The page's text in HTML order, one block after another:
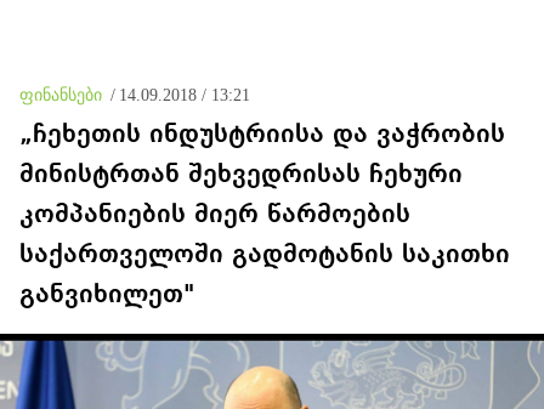
ფინანსები / 14.09.2018 / 13:21
„ჩეხეთის ინდუსტრიისა და ვაჭრობის
მინისტრთან შეხვედრისას ჩეხური
კომპანიების მიერ წარმოების
საქართველოში გადმოტანის საკითხი
განვიხილეთ"